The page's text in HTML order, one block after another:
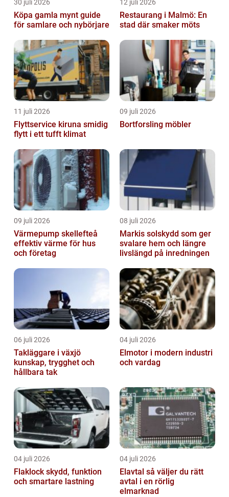
30 juli 2026
Köpa gamla mynt guide
för samlare och nybörjare
12 juli 2026
Restaurang i Malmö: En
stad där smaker möts
11 juli 2026
Flyttservice kiruna smidig
flytt i ett tufft klimat
09 juli 2026
Bortforsling möbler
09 juli 2026
Värmepump skellefteå
effektiv värme för hus
och företag
08 juli 2026
Markis solskydd som ger
svalare hem och längre
livslängd på inredningen
06 juli 2026
Takläggare i växjö
kunskap, trygghet och
hållbara tak
04 juli 2026
Elmotor i modern industri
och vardag
04 juli 2026
Flaklock skydd, funktion
och smartare lastning
04 juli 2026
Elavtal så väljer du rätt
avtal i en rörlig
elmarknad